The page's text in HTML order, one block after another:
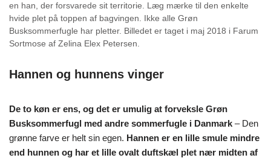
en han, der forsvarede sit territorie. Læg mærke til den enkelte
hvide plet på toppen af bagvingen. Ikke alle Grøn
Busksommerfugle har pletter. Billedet er taget i maj 2018 i Farum
Sortmose af Zelina Elex Petersen.
Hannen og hunnens vinger
De to køn er ens, og det er umulig at forveksle Grøn
Busksommerfugl med andre sommerfugle i Danmark – Den
grønne farve er helt sin egen. Hannen er en lille smule mindre
end hunnen og har et lille ovalt duftskæl plet nær midten af